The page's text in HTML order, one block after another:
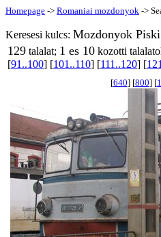
Homepage -> Romaniai mozdonyok ->
Keresesi kulcs: Mozdonyok
129 talalat; 1 es 10 kozotti
[91..100] [101..110] [111..120] [
[640] [800] [